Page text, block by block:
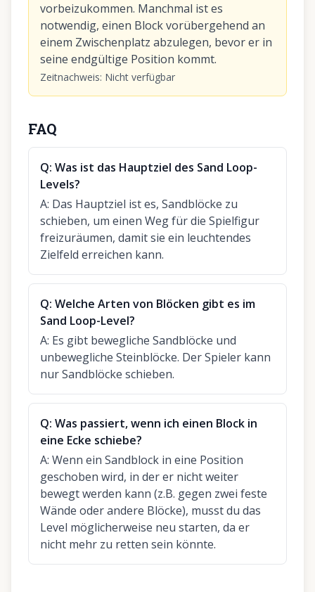
vorbeizukommen. Manchmal ist es
notwendig, einen Block vorübergehend an
einem Zwischenplatz abzulegen, bevor er in
seine endgültige Position kommt.
Zeitnachweis: Nicht verfügbar
FAQ
Q: Was ist das Hauptziel des Sand Loop-
Levels?
A: Das Hauptziel ist es, Sandblöcke zu
schieben, um einen Weg für die Spielfigur
freizuräumen, damit sie ein leuchtendes
Zielfeld erreichen kann.
Q: Welche Arten von Blöcken gibt es im
Sand Loop-Level?
A: Es gibt bewegliche Sandblöcke und
unbewegliche Steinblöcke. Der Spieler kann
nur Sandblöcke schieben.
Q: Was passiert, wenn ich einen Block in
eine Ecke schiebe?
A: Wenn ein Sandblock in eine Position
geschoben wird, in der er nicht weiter
bewegt werden kann (z.B. gegen zwei feste
Wände oder andere Blöcke), musst du das
Level möglicherweise neu starten, da er
nicht mehr zu retten sein könnte.